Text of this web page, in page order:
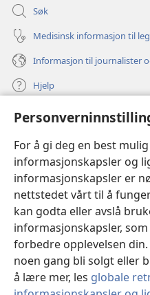
For å gi deg en best
informasjonskapsler og
informasjonskapsler er
nettstedet vårt til å
kan godta eller avslå
informasjonskapsler,
forbedre opplevelsen
noen gang bli solgt eller
å lære mer, les globale
Søk
Medisinsk informasjon til
Informasjon til journalister
Hjelp
Bidrag
(åpner
nytt
vindu)Watchtower ONLINE
(åpner
nytt
vindu) JW Hub ®
(åpner
nytt
vindu)JW Library ®
Watchtower Library